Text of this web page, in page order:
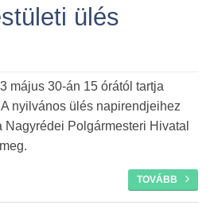
ülés
május 30-án 15 órától tartja
nyilvános ülés napirendjeihez
Polgármesteri Hivatal
TOVÁBB